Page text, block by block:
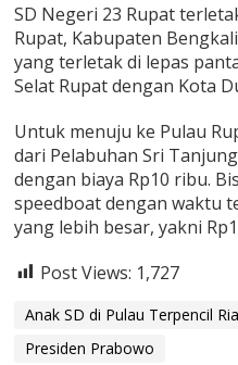
s
SD Negeri 23 Rupat
Rupat, Kabupaten
yang terletak di lepas
Selat Rupat dengan Kota
Untuk menuju ke Pulau
dari Pelabuhan Sri
dengan biaya Rp10 ribu.
speedboat dengan waktu
yang lebih besar, yakni
Post Views: 1,727
Anak SD di Pulau Terpencil
Presiden Prabowo